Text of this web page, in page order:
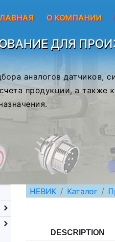
О КОМПАНИИ
ДЛЯ
аналогов датчиков,
продукции, а также
НЕВИК Каталог
DESCRIPTION